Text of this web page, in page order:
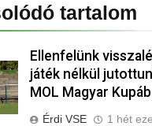
tartalom
Ellenfelünk
játék nélkül
MOL Magyar
Érdi VSE 1 hét